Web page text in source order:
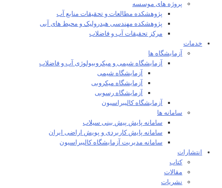
پروژه های موسسه
پژوهشکده مطالعات و تحقيقات منابع آب
پژوهشکده مهندسی هیدرولیک و محیط های آبی
مرکز تحقیقات آب و فاضلاب
خدمات
آزمایشگاه ها
آزمایشگاه شیمی و میکروبیولوژی آب و فاضلاب
آزمایشگاه شیمی
آزمایشگاه میکروبی
آزمایشگاه رسوبی
آزمایشگاه کالیبراسیون
سامانه ها
سامانه پایش پیش بینی سیلاب
سامانه پایش کاربردی و پویش اراضی ایران
سامانه مدیریت آزمایشگاه کالیبراسیون
انتشارات
کتاب
مقالات
نشریات